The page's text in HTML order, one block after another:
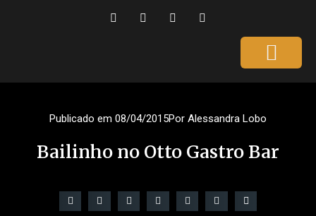
Publicado em 08/04/2015Por Alessandra Lobo
Bailinho no Otto Gastro Bar